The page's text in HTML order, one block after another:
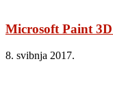
Microsoft Paint
8. svibnja 2017.